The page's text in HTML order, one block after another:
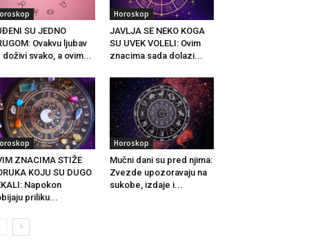
SU JEDNO
Ovakvu ljubav
doživi svako, a ovim...
Horoskop
JAVLJA SE NEKO KOGA
SU UVEK VOLELI: Ovim
znacima sada dolazi...
ZNACIMA STIŽE
KOJU SU DUGO
Napokon
priliku...
Horoskop
Mučni dani su pred njima:
Zvezde upozoravaju na
sukobe, izdaje i...